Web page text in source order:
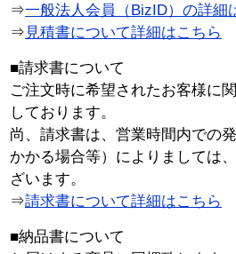
⇒一般法人会員（BizID）の詳細
⇒ 見積書について詳細はこちら
■請求書について
ご注文時に希望されたお客様に
しております。
尚、請求書は、営業時間内での
かかる場合等）によりましては
ざいます。
⇒請求書について詳細はこちら
■納品書について